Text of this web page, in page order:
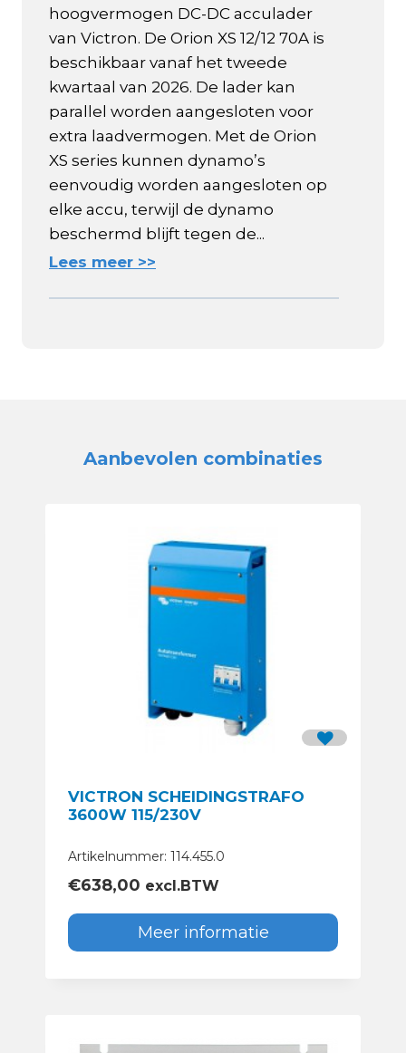
hoogvermogen DC-DC acculader
van Victron. De Orion XS 12/12 70A is
beschikbaar vanaf het tweede
kwartaal van 2026. De lader kan
parallel worden aangesloten voor
extra laadvermogen. Met de Orion
XS series kunnen dynamo’s
eenvoudig worden aangesloten op
elke accu, terwijl de dynamo
beschermd blijft tegen de...
Lees meer >>
Aanbevolen combinaties
VICTRON SCHEIDINGSTRAFO
3600W 115/230V
Artikelnummer: 114.455.0
€638,00 excl.BTW
Meer informatie